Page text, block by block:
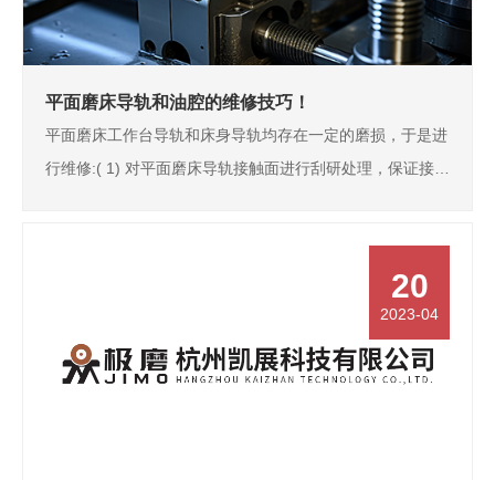
平面磨床导轨和油腔的维修技巧！
平面磨床工作台导轨和床身导轨均存在一定的磨损，于是进
行维修:( 1) 对平面磨床导轨接触面进行刮研处理，保证接触
20
2023-04